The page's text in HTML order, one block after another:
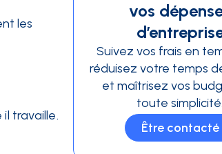
les
travaille.
vos
Suivez vos frais en
réduisez votre temps
et maîtrisez vos
toute simplicité.
Être contacté